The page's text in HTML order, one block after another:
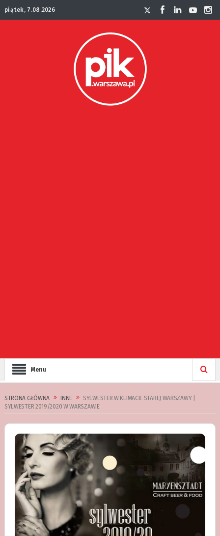
piątek, 7.08.2026
Menu
STRONA GŁÓWNA INNE
SYLWESTER W KLIMACIE STAREJ WARSZAWY |
SYLWESTER 2019/2020 W WARSZAWIE